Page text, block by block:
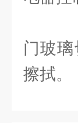
门玻
擦拭。